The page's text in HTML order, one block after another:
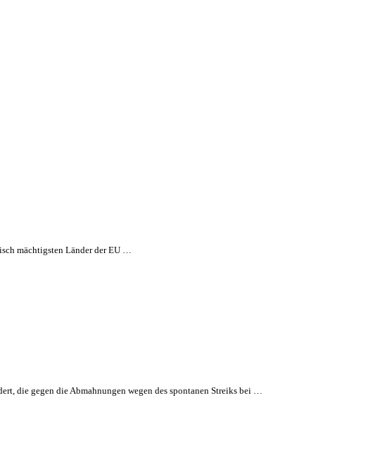
mächtigsten Länder der EU …
die gegen die Abmahnungen wegen des spontanen Streiks bei …